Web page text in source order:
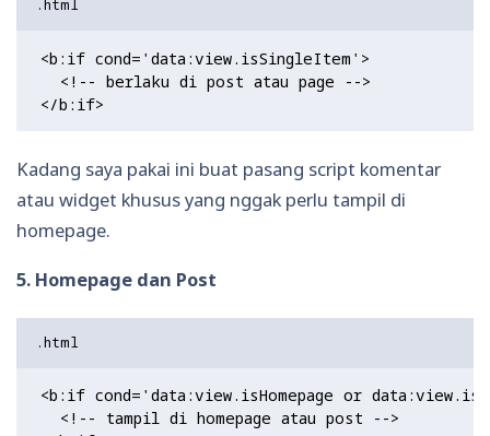
<b:if cond='data:view.isSingleItem'>
  <!-- berlaku di post atau page -->
Kadang saya pakai ini buat pasang script komentar
atau widget khusus yang nggak perlu tampil di
homepage.
5. Homepage dan Post
<b:if cond='data:view.isHomepage or
  <!-- tampil di homepage atau post -->